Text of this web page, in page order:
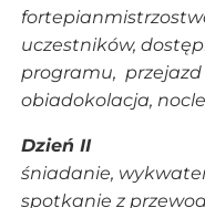
uczestników,
programu,
obiadokolacja,
Dzień II
śniadanie,
spotkanie z